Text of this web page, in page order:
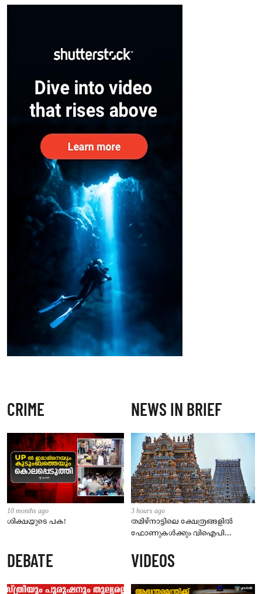
– കേന്ദ്രം
CRIME
10 months ago
ശിക്ഷയുടെ പക!
NEWS IN BRIEF
3 hours ago
തമിഴ്‌നാട്ടിലെ ക്ഷേത്രങ്ങളിൽ
ഫോണുകൾക്കും വിഐപി
സെപ്റ്റംബർ 1 മുതൽ നിലവിൽ
വരും
DEBATE VIDEOS